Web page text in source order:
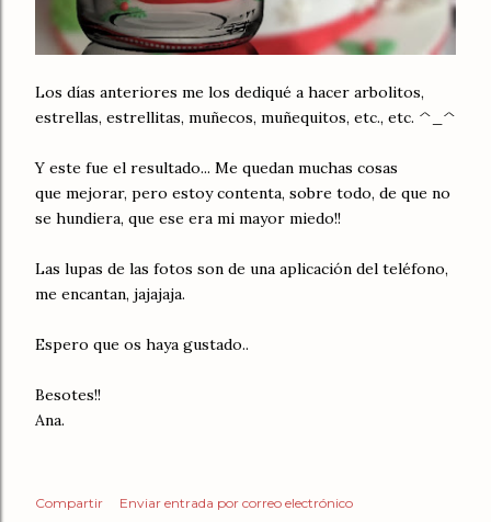
Los días anteriores me los dediqué a hacer arbolitos,
estrellas, estrellitas, muñecos, muñequitos, etc., etc. ^_^
Y este fue el resultado... Me quedan muchas cosas
que mejorar, pero estoy contenta, sobre todo, de que no
se hundiera, que ese era mi mayor miedo!!
Las lupas de las fotos son de una aplicación del teléfono,
me encantan, jajajaja.
Espero que os haya gustado..
Besotes!!
Ana.
Compartir Enviar entrada por correo electrónico